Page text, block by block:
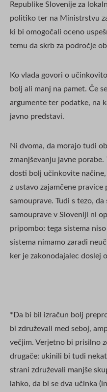
Republike Slovenije za
politiko ter na Ministrstvu
ki bi omogočali oceno
temu da skrb za področje
Ko vlada govori o
bolj ali manj na pamet. Če
argumente ter podatke, na
javno predstavi.
Ni dvoma, da morajo tudi
zmanjševanju javne porabe.
dosti bolj učinkovite
z ustavo zajamčene
samouprave. Tudi s tezo,
samouprave v Sloveniji ni
pripombo: tega sistema
sistema nimamo zaradi
ker je zakonodajalec doslej
*Da bi bil izračun bolj
bi združevali med seboj,
večjim. Verjetno bi prisilno
drugače: ukinili bi tudi
strani združevali manjše
lahko, da bi se dva učinka